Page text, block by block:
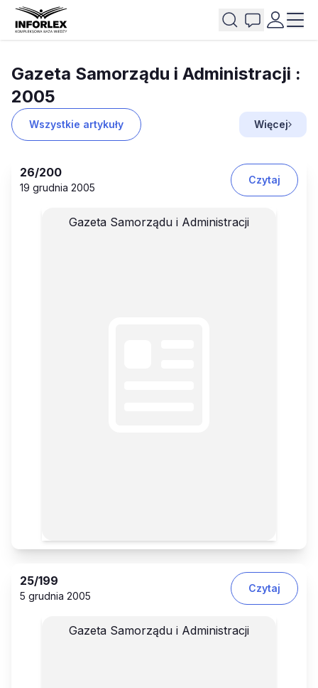
Gazeta Samorządu i Administracji :
2005
Wszystkie artykuły Więcej
26/200
19 grudnia 2005
Czytaj
Gazeta Samorządu i Administracji
25/199
5 grudnia 2005
Czytaj
Gazeta Samorządu i Administracji